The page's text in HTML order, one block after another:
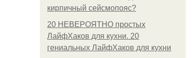
кирпичный сейсмопояс?
20 НЕВЕРОЯТНО простых
ЛайфХаков для кухни. 20
гениальных ЛайфХаков для кухни